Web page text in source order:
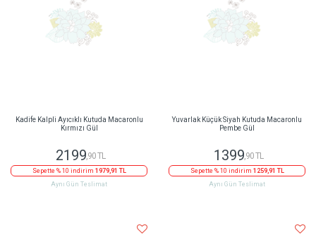
Kadife Kalpli Ayıcıklı Kutuda Macaronlu
Kırmızı Gül
2199,90 TL
Sepette % 10 indirim 1979,91 TL
Aynı Gün Teslimat
Yuvarlak Küçük Siyah Kutuda Macaronlu
Pembe Gül
1399,90 TL
Sepette % 10 indirim 1259,91 TL
Aynı Gün Teslimat